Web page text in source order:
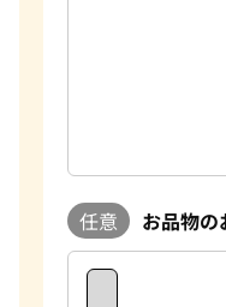
任意 お品物の